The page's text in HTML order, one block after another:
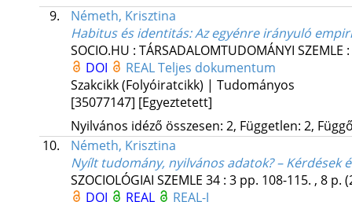
9.
Németh, Krisztina
Habitus és identitás: Az egyénre irányuló
SOCIO.HU : TÁRSADALOMTUDOMÁNYI SZEMLE :
DOI
REALTeljes dokumentum
Szakcikk (Folyóiratcikk) | Tudományos
[35077147] [Egyeztetett]
Nyilvános idéző összesen: 2, Független: 2,
10.
Németh, Krisztina
Nyílt tudomány, nyilvános adatok? –
SZOCIOLÓGIAI SZEMLE 34: 3 pp. 108-115. , 8 p.
DOI
REAL REAL-J